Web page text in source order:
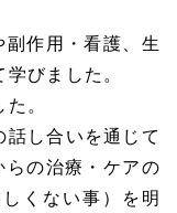
作用・看護、生
びました。
。
し合いを通じて
らの治療・ケアの
くない事）を明